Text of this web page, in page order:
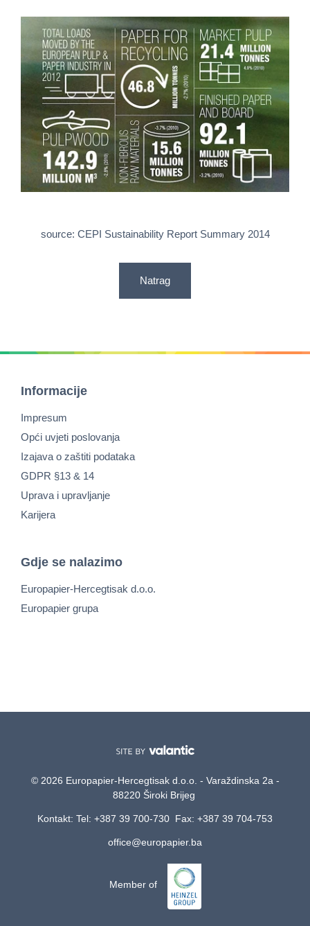
source: CEPI Sustainability Report Summary 2014
Natrag
Informacije
Impresum
Opći uvjeti poslovanja
Izajava o zaštiti podataka
GDPR §13 & 14
Uprava i upravljanje
Karijera
Gdje se nalazimo
Europapier-Hercegtisak d.o.o.
Europapier grupa
© 2026 Europapier-Hercegtisak d.o.o. - Varaždinska 2a -
88220 Široki Brijeg
Kontakt: Tel: +387 39 700-730 Fax: +387 39 704-753
office@europapier.ba
Member of